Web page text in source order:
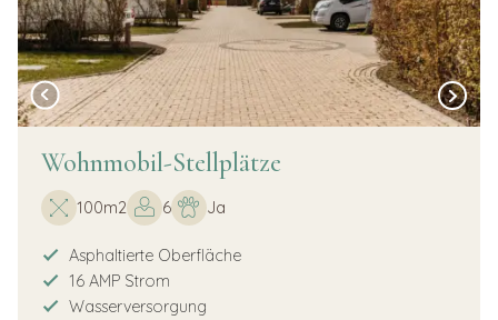
Wohnmobil-Stellplätze
100m2 6 Ja
Asphaltierte Oberfläche
16 AMP Strom
Wasserversorgung